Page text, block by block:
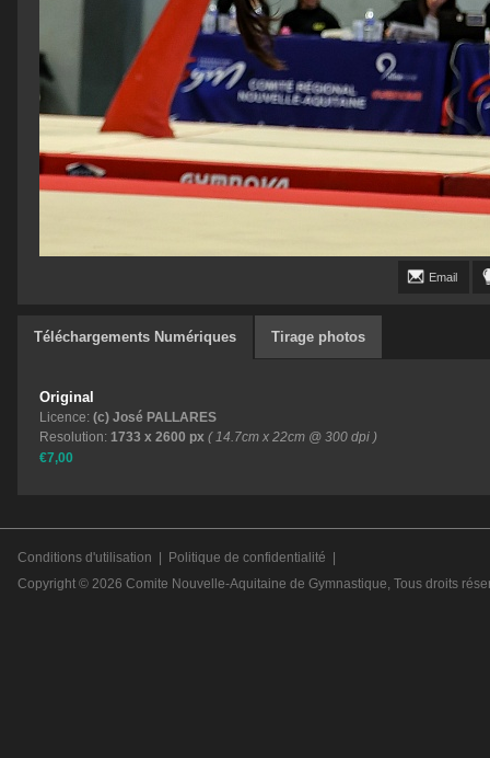
Email
Téléchargements Numériques Tirage photos
Original
Licence: (c) José PALLARES
Resolution: 1733 x 2600 px ( 14.7cm x 22cm @ 300 dpi )
€7,00
Conditions d'utilisation Politique de confidentialité
Copyright © 2026 Comite Nouvelle-Aquitaine de Gymnastique, Tous droits